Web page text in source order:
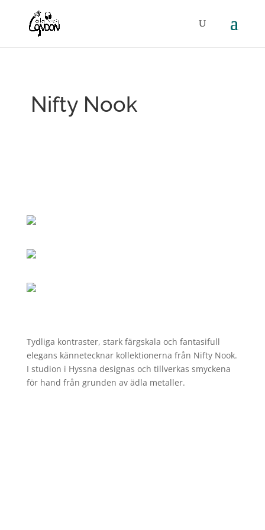
Nifty Nook
Tydliga kontraster, stark färgskala och fantasifull
elegans kännetecknar kollektionerna från Nifty Nook.
I studion i Hyssna designas och tillverkas smyckena
för hand från grunden av ädla metaller.